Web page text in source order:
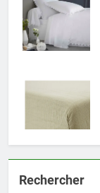
Rechercher